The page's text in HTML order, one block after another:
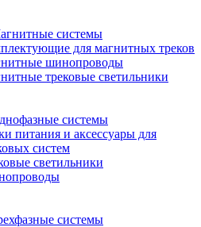
системы
для магнитных треков
шинопроводы
трековые светильники
системы
питания и аксессуары для
систем
светильники
системы